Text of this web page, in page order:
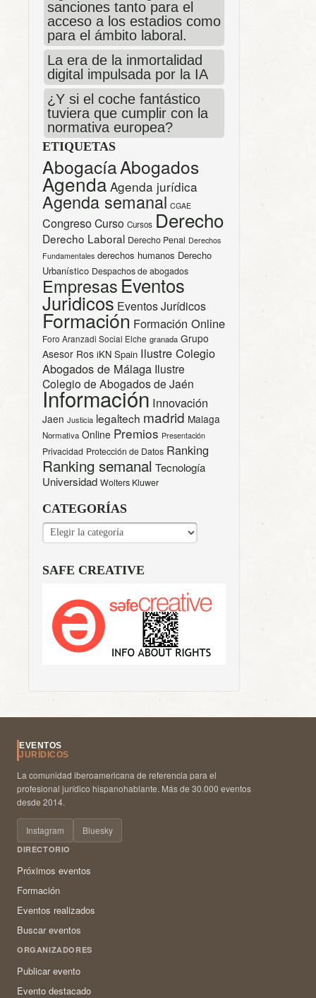
sanciones tanto para el
acceso a los estadios como
para el ámbito laboral.
La era de la inmortalidad
digital impulsada por la IA
¿Y si el coche fantástico
tuviera que cumplir con la
normativa europea?
ETIQUETAS
AbogacíaAbogados
Agenda Agenda jurídica
Agenda semanal CGAE
CongresoCurso Cursos Derecho
Derecho Laboral Derecho Penal Derechos
Fundamentales derechos humanos Derecho
Urbanístico Despachos de abogados
Empresas Eventos
Juridicos Eventos Jurídicos
Formación Formación Online
Foro Aranzadi Social Elche granada Grupo
Asesor Ros iKN Spain Ilustre Colegio
Abogados de Málaga Ilustre
Colegio de Abogados de Jaén
Información Innovación
Jaen Justicia legaltech madrid Malaga
Normativa Online Premios Presentación
Privacidad Protección de Datos Ranking
Ranking semanal Tecnología
Universidad Wolters Kluwer
CATEGORÍAS
CATEGORÍAS
SAFE CREATIVE
EVENTOS
JURÍDICOS
La comunidad iberoamericana de referencia para el
profesional jurídico hispanohablante. Más de 30.000 eventos
desde 2014.
Instagram Bluesky
DIRECTORIO
Próximos eventos
Formación
Eventos realizados
Buscar eventos
ORGANIZADORES
Publicar evento
Evento destacado